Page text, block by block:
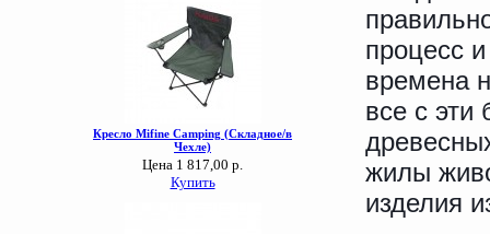
процесс
времена
все с эти
жилы
изделия